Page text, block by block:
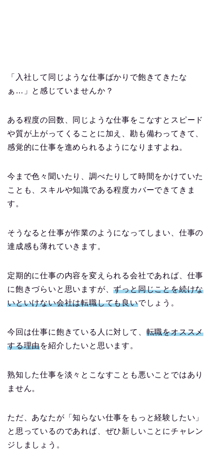
「入社して同じような仕事ばかりで飽きてきたな
ぁ…」と感じていませんか？
ある程度の回数、同じような仕事をこなすとスピード
や質が上がってくることに加え、勘も備わってきて、
感覚的に仕事を進められるようになりますよね。
今まで色々聞いたり、調べたりして時間をかけていた
ことも、スキルや知識である程度カバーできてきま
す。
そうなると仕事が作業のようになってしまい、仕事の
達成感も薄れていきます。
定期的に仕事の内容を変えられる会社であれば、仕事
に飽きづらいと思いますが、ずっと同じことを続けな
いといけない会社は転職しても良いでしょう。
今回は仕事に飽きている人に対して、 転職をオススメ
する理由を紹介したいと思います。
熟知した仕事を淡々とこなすことも悪いことではあり
ません。
ただ、あなたが「知らない仕事をもっと経験したい」
と思っているのであれば、ぜひ新しいことにチャレン
ジしましょう。